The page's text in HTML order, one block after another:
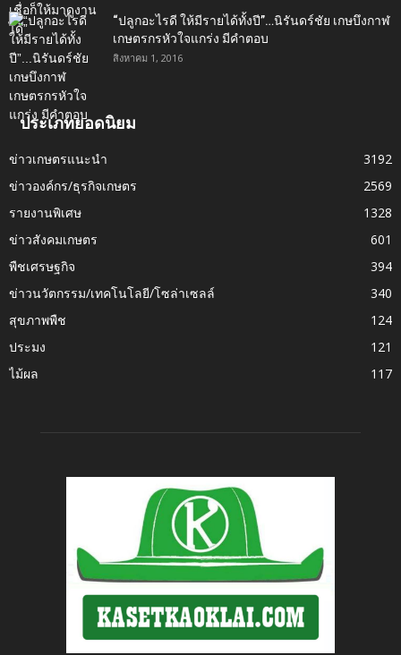
“ปลูกอะไรดี ให้มีรายได้ทั้งปี”…นิรันดร์ชัย เกษบึงกาฬ
เกษตรกรหัวใจแกร่ง มีคำตอบ
สิงหาคม 1, 2016
ประเภทยอดนิยม
ข่าวเกษตรแนะนำ
3192
ข่าวองค์กร/ธุรกิจเกษตร
2569
รายงานพิเศษ
1328
ข่าวสังคมเกษตร
601
พืชเศรษฐกิจ
394
ข่าวนวัตกรรม/เทคโนโลยี/โซล่าเซลล์
340
สุขภาพพืช
124
ประมง
121
ไม้ผล
117